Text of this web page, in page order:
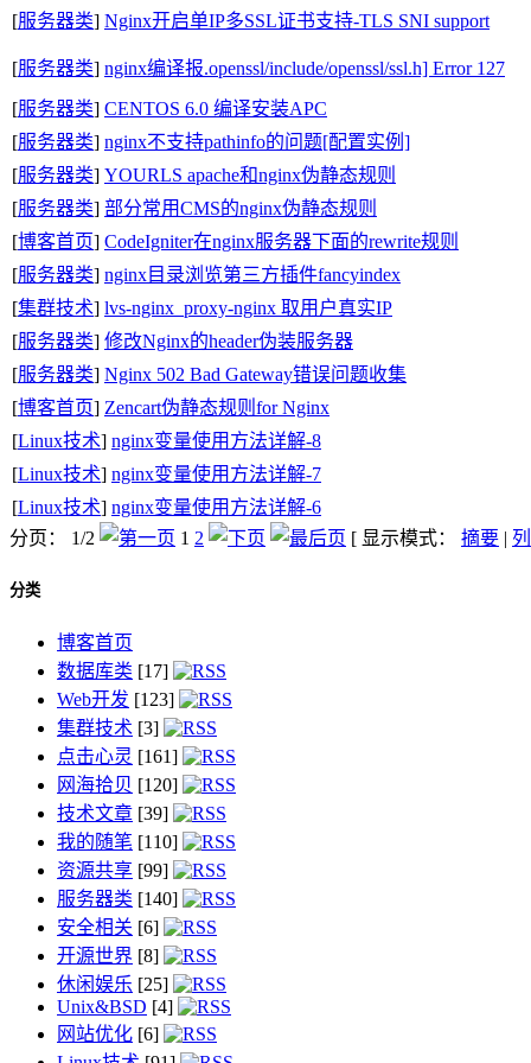
[服务器类] Nginx开启单IP多SSL证书支持-TLS SNI support
[服务器类] nginx编译报.openssl/include/openssl/ssl.h] Error 127
[服务器类] CENTOS 6.0 编译安装APC
[服务器类] nginx不支持pathinfo的问题[配置实例]
[服务器类] YOURLS apache和nginx伪静态规则
[服务器类] 部分常用CMS的nginx伪静态规则
[博客首页] CodeIgniter在nginx服务器下面的rewrite规则
[服务器类] nginx目录浏览第三方插件fancyindex
[集群技术] lvs-nginx_proxy-nginx 取用户真实IP
[服务器类] 修改Nginx的header伪装服务器
[服务器类] Nginx 502 Bad Gateway错误问题收集
[博客首页] Zencart伪静态规则for Nginx
[Linux技术] nginx变量使用方法详解-8
[Linux技术] nginx变量使用方法详解-7
[Linux技术] nginx变量使用方法详解-6
分页： 1/2
1 2 [ 显示模式： 摘要 |
分类
博客首页
数据库类 [17]
Web开发 [123]
集群技术 [3]
点击心灵 [161]
网海拾贝 [120]
技术文章 [39]
我的随笔 [110]
资源共享 [99]
服务器类 [140]
安全相关 [6]
开源世界 [8]
休闲娱乐 [25]
Unix&BSD [4]
网站优化 [6]